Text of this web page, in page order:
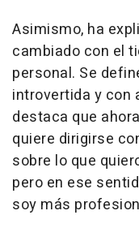
Asimismo, ha
cambiado con el
personal. Se
introvertida y con
destaca que
quiere dirigirse
sobre lo que
pero en ese
soy más